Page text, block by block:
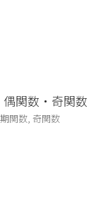
関数・奇関数
関数, 奇関数